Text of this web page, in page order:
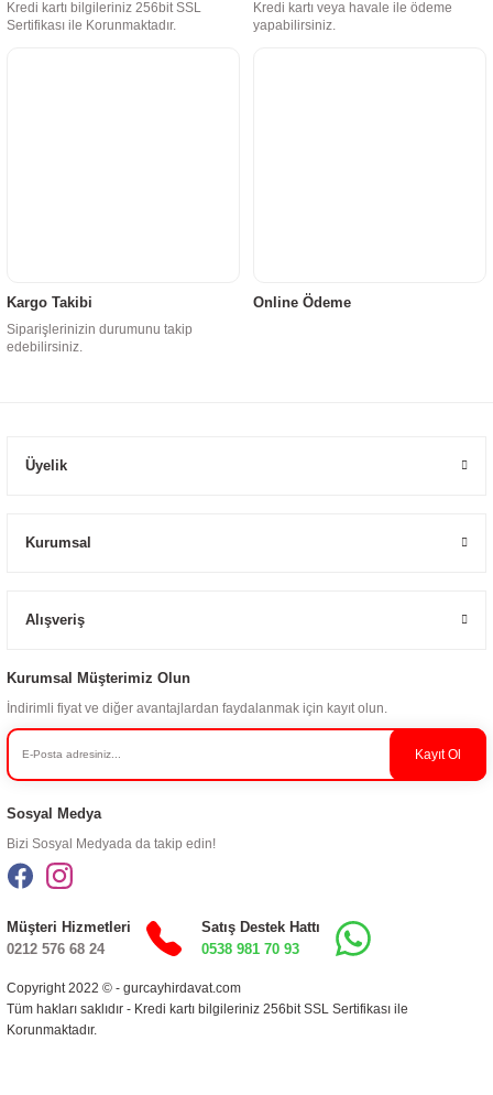
Kredi kartı bilgileriniz 256bit SSL
Sertifikası ile Korunmaktadır.
Kredi kartı veya havale ile ödeme
yapabilirsiniz.
Kargo Takibi
Siparişlerinizin durumunu takip
edebilirsiniz.
Online Ödeme
Üyelik
Kurumsal
Alışveriş
Kurumsal Müşterimiz Olun
İndirimli fiyat ve diğer avantajlardan faydalanmak için kayıt olun.
Kayıt Ol
Sosyal Medya
Bizi Sosyal Medyada da takip edin!
Copyright 2022 © - gurcayhirdavat.com
Tüm hakları saklıdır - Kredi kartı bilgileriniz 256bit SSL Sertifikası ile
Korunmaktadır.
Müşteri Hizmetleri
0212 576 68 24
Satış Destek Hattı
0538 981 70 93